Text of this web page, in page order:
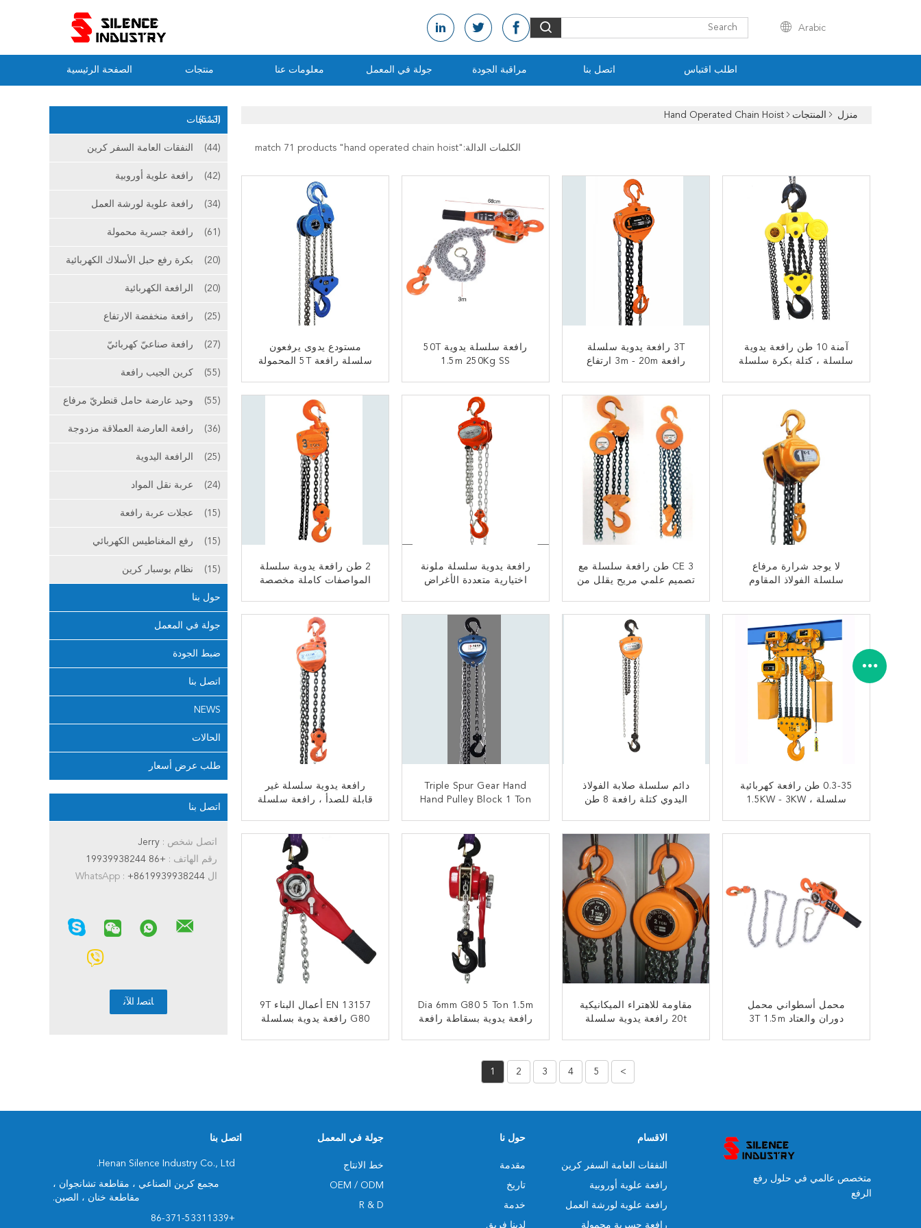
Arabic
الصفحة الرئيسية منتجات معلومات عنا جولة في المعمل مراقبة الجودة اتصل بنا اطلب اقتباس
المنتجات(513)
النفقات العامة السفر كرين (44)
رافعة علوية أوروبية (42)
رافعة علوية لورشة العمل (34)
رافعة جسرية محمولة (61)
بكرة رفع حبل الأسلاك الكهربائية (20)
الرافعة الكهربائية (20)
رافعة منخفضة الارتفاع (25)
رافعة صناعيّ كهربائيّ (27)
كرين الجيب رافعة (55)
وحيد عارضة حامل قنطريّ مرفاع (55)
رافعة العارضة العملاقة مزدوجة (36)
الرافعة اليدوية (25)
عربة نقل المواد (24)
عجلات عربة رافعة (15)
رفع المغناطيس الكهربائي (15)
نظام بوسبار كرين (15)
حول بنا
جولة في المعمل
ضبط الجودة
اتصل بنا
NEWS
الحالات
طلب عرض أسعار
اتصل بنا
اتصل شخص :
رقم الهاتف : +86 19939938244
ال WhatsApp : +8619939938244
منزل المنتجات Hand Operated Chain Hoist
الكلمات الدالة:"hand operated chain hoist
" match 71 products
مستودع يدوى يرفعون
سلسلة رافعة 5T المحمولة
ﺎﺘﺼﻟ ﺍﻶﻧ
رافعة سلسلة يدوية 50T
1.5m 250Kg SS
ﺎﺘﺼﻟ ﺍﻶﻧ
3T رافعة يدوية سلسلة
رافعة 3m - 20m ارتفاع
ﺎﺘﺼﻟ ﺍﻶﻧ
آمنة 10 طن رافعة يدوية
سلسلة ، كتلة بكرة سلسلة
ﺎﺘﺼﻟ ﺍﻶﻧ
2 طن رافعة يدوية سلسلة
المواصفات كاملة مخصصة
ﺎﺘﺼﻟ ﺍﻶﻧ
رافعة يدوية سلسلة ملونة
اختيارية متعددة الأغراض
ﺎﺘﺼﻟ ﺍﻶﻧ
CE 3 طن رافعة سلسلة مع
تصميم علمي مريح يقلل من
ﺎﺘﺼﻟ ﺍﻶﻧ
لا يوجد شرارة مرفاع
سلسلة الفولاذ المقاوم
ﺎﺘﺼﻟ ﺍﻶﻧ
رافعة يدوية سلسلة غير
قابلة للصدأ ، رافعة سلسلة
ﺎﺘﺼﻟ ﺍﻶﻧ
Triple Spur Gear Hand
Hand Pulley Block 1 Ton
ﺎﺘﺼﻟ ﺍﻶﻧ
دائم سلسلة صلابة الفولاذ
اليدوي كتلة رافعة 8 طن
ﺎﺘﺼﻟ ﺍﻶﻧ
0.3-35 طن رافعة كهربائية
سلسلة ، 1.5KW - 3KW
ﺎﺘﺼﻟ ﺍﻶﻧ
EN 13157 أعمال البناء 9T
G80 رافعة يدوية بسلسلة
Dia 6mm G80 5 Ton 1.5m
رافعة يدوية بسقاطة رافعة
مقاومة للاهتراء الميكانيكية
20t رافعة يدوية سلسلة
محمل أسطواني محمل
دوران والعتاد 3T 1.5m
1 2 3 4 5 >
متخصص عالمي في حلول رفع
الرفع
الاقسام
النفقات العامة السفر كرين
رافعة علوية أوروبية
رافعة علوية لورشة العمل
رافعة جسرية محمولة
حول نا
مقدمة
تاريخ
خدمة
لدينا فريق
جولة في المعمل
خط الانتاج
OEM / ODM
R & D
اتصل بنا
Henan Silence Industry Co., Ltd.
مجمع كرين الصناعي ، مقاطعة تشانجوان ،
مقاطعة خنان ، الصين.
+86-371-53311339